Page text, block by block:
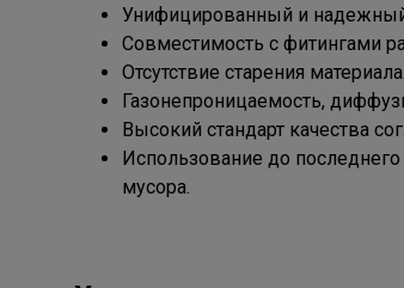
Унифицированный и
Совместимость с фитингами
Отсутствие старения материала.
Газонепроницаемость,
Высокий стандарт качества
Использование до
мусора.